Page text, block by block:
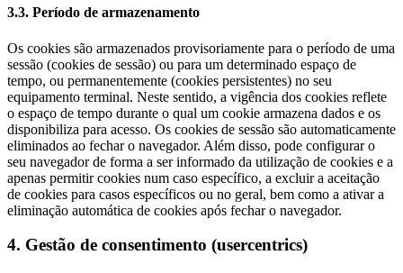
3.3. Período de armazenamento
Os cookies são armazenados provisoriamente para o período de uma
sessão (cookies de sessão) ou para um determinado espaço de
tempo, ou permanentemente (cookies persistentes) no seu
equipamento terminal. Neste sentido, a vigência dos cookies reflete
o espaço de tempo durante o qual um cookie armazena dados e os
disponibiliza para acesso. Os cookies de sessão são automaticamente
eliminados ao fechar o navegador. Além disso, pode configurar o
seu navegador de forma a ser informado da utilização de cookies e a
apenas permitir cookies num caso específico, a excluir a aceitação
de cookies para casos específicos ou no geral, bem como a ativar a
eliminação automática de cookies após fechar o navegador.
4. Gestão de consentimento (usercentrics)